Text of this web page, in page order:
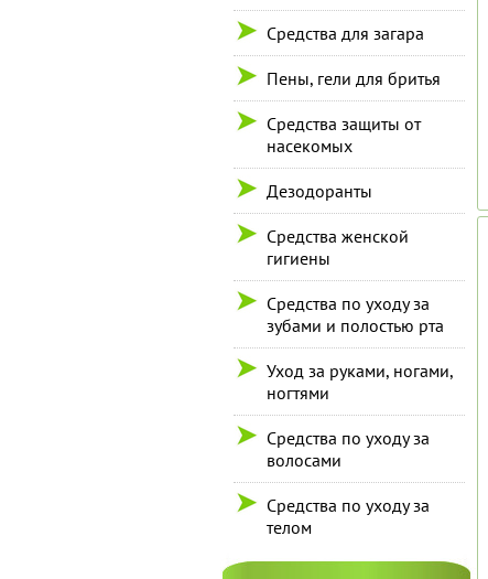
Средства для загара
Пены, гели для бритья
Средства защиты от
насекомых
Дезодоранты
Средства женской
гигиены
Средства по уходу за
зубами и полостью рта
Уход за руками, ногами,
ногтями
Средства по уходу за
волосами
Средства по уходу за
телом